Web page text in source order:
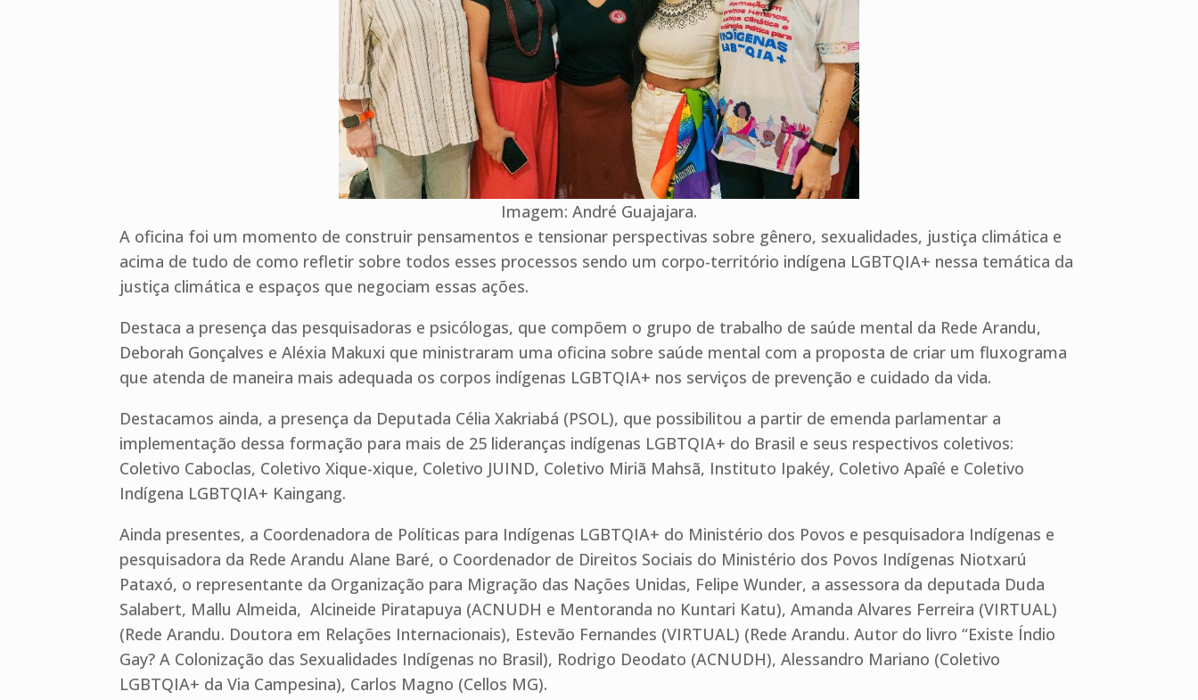
Imagem: André Guajajara.
A oficina foi um momento de construir pensamentos e tensionar perspectivas sobre gênero, sexualidades, justiça climática e
acima de tudo de como refletir sobre todos esses processos sendo um corpo-território indígena LGBTQIA+ nessa temática da
justiça climática e espaços que negociam essas ações.
Destaca a presença das pesquisadoras e psicólogas, que compõem o grupo de trabalho de saúde mental da Rede Arandu,
Deborah Gonçalves e Aléxia Makuxi que ministraram uma oficina sobre saúde mental com a proposta de criar um fluxograma
que atenda de maneira mais adequada os corpos indígenas LGBTQIA+ nos serviços de prevenção e cuidado da vida.
Destacamos ainda, a presença da Deputada Célia Xakriabá (PSOL), que possibilitou a partir de emenda parlamentar a
implementação dessa formação para mais de 25 lideranças indígenas LGBTQIA+ do Brasil e seus respectivos coletivos:
Coletivo Caboclas, Coletivo Xique-xique, Coletivo JUIND, Coletivo Miriã Mahsã, Instituto Ipakéy, Coletivo Apaîé e Coletivo
Indígena LGBTQIA+ Kaingang.
Ainda presentes, a Coordenadora de Políticas para Indígenas LGBTQIA+ do Ministério dos Povos e pesquisadora Indígenas e
pesquisadora da Rede Arandu Alane Baré, o Coordenador de Direitos Sociais do Ministério dos Povos Indígenas Niotxarú
Pataxó, o representante da Organização para Migração das Nações Unidas, Felipe Wunder, a assessora da deputada Duda
Salabert, Mallu Almeida, Alcineide Piratapuya (ACNUDH e Mentoranda no Kuntari Katu), Amanda Alvares Ferreira (VIRTUAL)
(Rede Arandu. Doutora em Relações Internacionais), Estevão Fernandes (VIRTUAL) (Rede Arandu. Autor do livro “Existe Índio
Gay? A Colonização das Sexualidades Indígenas no Brasil), Rodrigo Deodato (ACNUDH), Alessandro Mariano (Coletivo
LGBTQIA+ da Via Campesina), Carlos Magno (Cellos MG).